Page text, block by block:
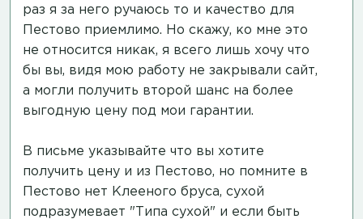
раз я за него ручаюсь то и качество для
Пестово приемлимо. Но скажу, ко мне это
не относится никак, я всего лишь хочу что
бы вы, видя мою работу не закрывали сайт,
а могли получить второй шанс на более
выгодную цену под мои гарантии.
В письме указывайте что вы хотите
получить цену и из Пестово, но помните в
Пестово нет Клееного бруса, сухой
подразумевает "Типа сухой" и если быть